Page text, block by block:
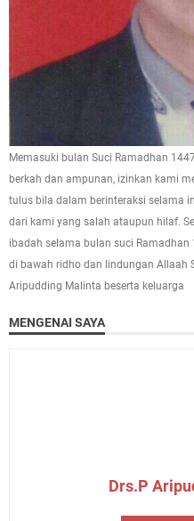
Memasuki bulan Suci Ramadhan
berkah dan ampunan, izinkan kami
tulus bila dalam berinteraksi selama
dari kami yang salah ataupun hilaf.
ibadah selama bulan suci
di bawah ridho dan lindungan Allaah
Aripudding Malinta beserta keluarga
MENGENAI SAYA
Drs.P